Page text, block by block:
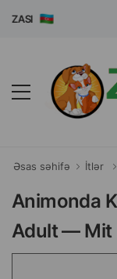
Əsas səhifə İtlər
Animonda
Adult — Mit